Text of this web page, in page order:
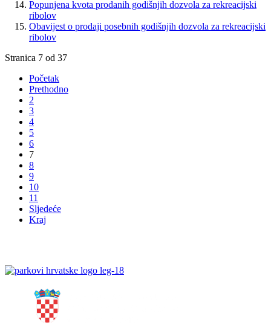
Popunjena kvota prodanih godišnjih dozvola za rekreacijski
ribolov
Obavijest o prodaji posebnih godišnjih dozvola za rekreacijski
ribolov
Stranica 7 od 37
Početak
Prethodno
2
3
4
5
6
7
8
9
10
11
Sljedeće
Kraj